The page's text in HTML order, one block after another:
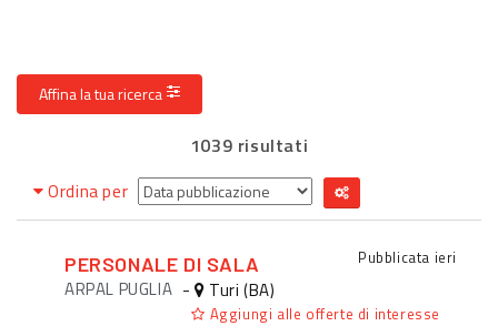
Affina la tua ricerca
1039 risultati
Ordina per
PERSONALE DI SALA Pubblicata ieri
ARPAL PUGLIA - Turi (BA)
Aggiungi alle offerte di interesse